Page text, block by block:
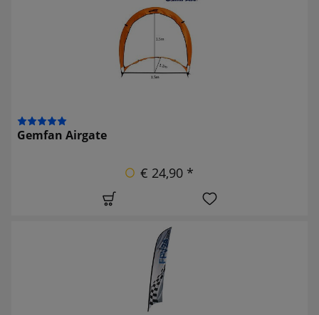
Gemfan Airgate
€ 24,90 *